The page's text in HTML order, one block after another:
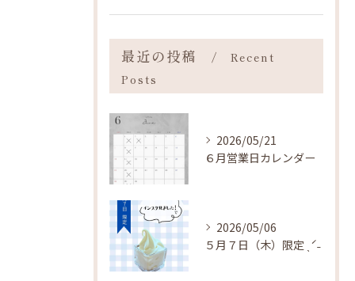
最近の投稿
Recent
Posts
2026/05/21
６月営業日カレンダー
2026/05/06
５月７日（木）限定 ˎˊ˗